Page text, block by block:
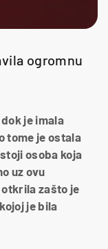
ogromnu
je imala
tome je ostala
osoba koja
uz ovu
zašto je
je bila